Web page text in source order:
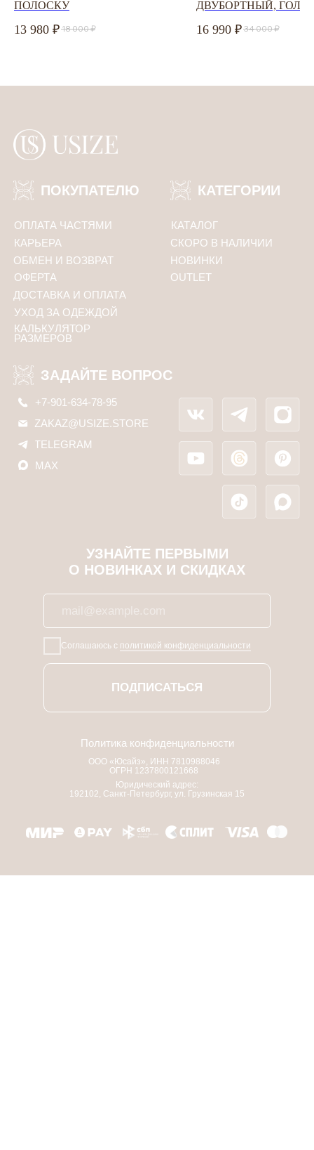
ПОЛОСКУ
13 980 18 000
ДВУБОРТНЫЙ,
16 990 34 000
Соглашаюсь с политикой конфиденциальности
Юридический адрес:
192102, Санкт-Петербург, ул. Грузинская 15